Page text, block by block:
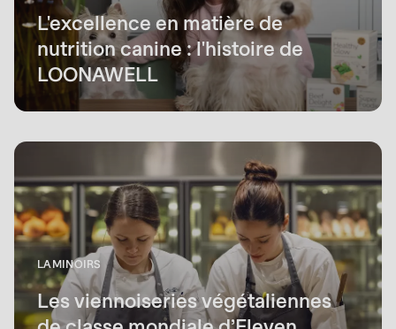
L'excellence en matière de
nutrition canine : l'histoire de
LOONAWELL
LAMINOIRS
Les viennoiseries végétaliennes